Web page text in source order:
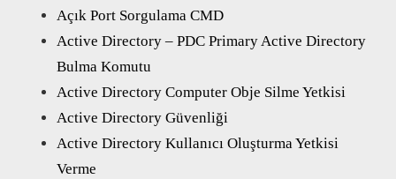
Açık Port Sorgulama CMD
Active Directory – PDC Primary Active Directory
Bulma Komutu
Active Directory Computer Obje Silme Yetkisi
Active Directory Güvenliği
Active Directory Kullanıcı Oluşturma Yetkisi
Verme